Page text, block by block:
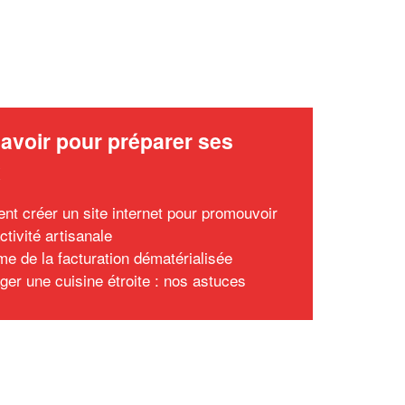
pour préparer ses
créer un site internet pour promouvoir
artisanale
de la facturation dématérialisée
une cuisine étroite : nos astuces